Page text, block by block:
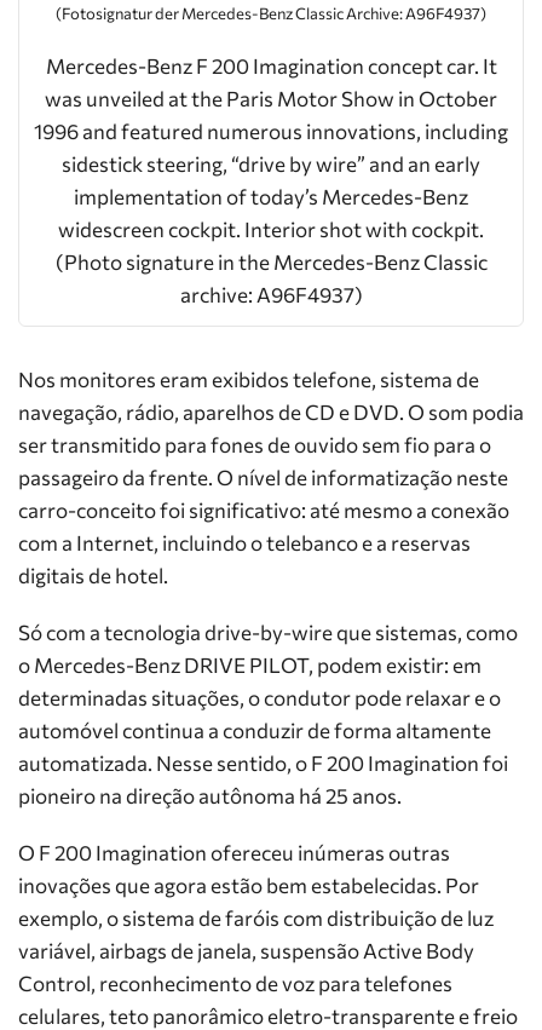
(Fotosignatur der Mercedes-Benz Classic Archive: A96F4937)
Mercedes-Benz F 200 Imagination concept car. It
was unveiled at the Paris Motor Show in October
1996 and featured numerous innovations, including
sidestick steering, “drive by wire” and an early
implementation of today’s Mercedes-Benz
widescreen cockpit. Interior shot with cockpit.
(Photo signature in the Mercedes-Benz Classic
archive: A96F4937)
Nos monitores eram exibidos telefone, sistema de
navegação, rádio, aparelhos de CD e DVD. O som podia
ser transmitido para fones de ouvido sem fio para o
passageiro da frente. O nível de informatização neste
carro-conceito foi significativo: até mesmo a conexão
com a Internet, incluindo o telebanco e a reservas
digitais de hotel.
Só com a tecnologia drive-by-wire que sistemas, como
o Mercedes-Benz DRIVE PILOT, podem existir: em
determinadas situações, o condutor pode relaxar e o
automóvel continua a conduzir de forma altamente
automatizada. Nesse sentido, o F 200 Imagination foi
pioneiro na direção autônoma há 25 anos.
O F 200 Imagination ofereceu inúmeras outras
inovações que agora estão bem estabelecidas. Por
exemplo, o sistema de faróis com distribuição de luz
variável, airbags de janela, suspensão Active Body
Control, reconhecimento de voz para telefones
celulares, teto panorâmico eletro-transparente e freio